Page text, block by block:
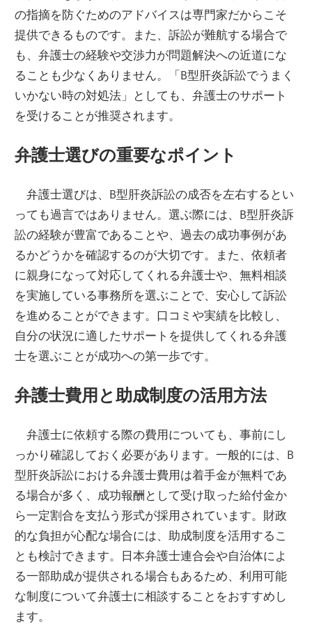
の指摘を防ぐためのアドバイスは専門家だからこそ
提供できるものです。また、訴訟が難航する場合で
も、弁護士の経験や交渉力が問題解決への近道にな
ることも少なくありません。「B型肝炎訴訟でうまく
いかない時の対処法」としても、弁護士のサポート
を受けることが推奨されます。
弁護士選びの重要なポイント
弁護士選びは、B型肝炎訴訟の成否を左右するとい
っても過言ではありません。選ぶ際には、B型肝炎訴
訟の経験が豊富であることや、過去の成功事例があ
るかどうかを確認するのが大切です。また、依頼者
に親身になって対応してくれる弁護士や、無料相談
を実施している事務所を選ぶことで、安心して訴訟
を進めることができます。口コミや実績を比較し、
自分の状況に適したサポートを提供してくれる弁護
士を選ぶことが成功への第一歩です。
弁護士費用と助成制度の活用方法
弁護士に依頼する際の費用についても、事前にし
っかり確認しておく必要があります。一般的には、B
型肝炎訴訟における弁護士費用は着手金が無料であ
る場合が多く、成功報酬として受け取った給付金か
ら一定割合を支払う形式が採用されています。財政
的な負担が心配な場合には、助成制度を活用するこ
とも検討できます。日本弁護士連合会や自治体によ
る一部助成が提供される場合もあるため、利用可能
な制度について弁護士に相談することをおすすめし
ます。